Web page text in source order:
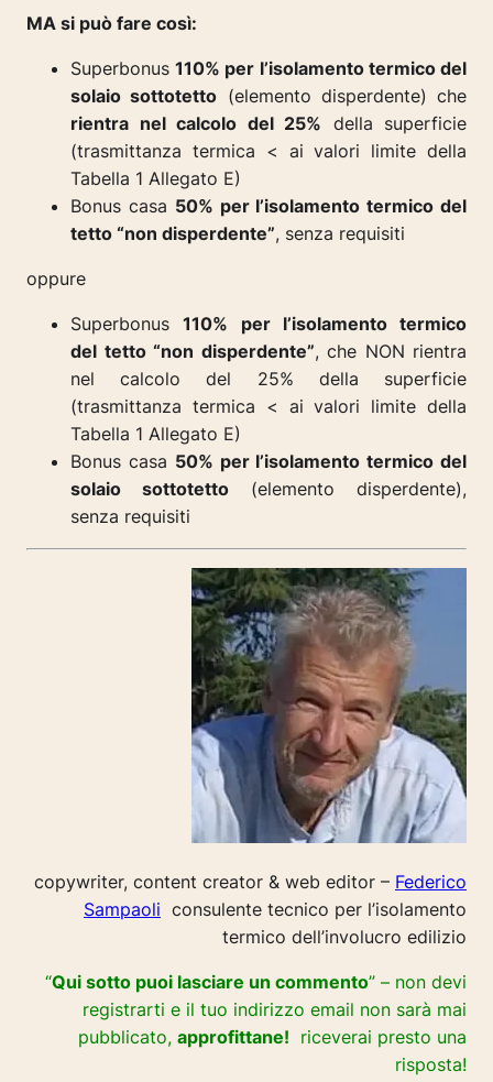
MA si può fare così:
Superbonus110% per l’isolamento termico del
solaio sottotetto (elemento disperdente) che
rientra nel calcolo del 25% della superficie
(trasmittanza termica < ai valori limite della
Tabella 1 Allegato E)
Bonus casa 50% per l’isolamento termico del
tetto “non disperdente”, senza requisiti
oppure
Superbonus110% per l’isolamento termico
del tetto “non disperdente”, che NON rientra
nel calcolo del 25% della superficie
(trasmittanza termica < ai valori limite della
Tabella 1 Allegato E)
Bonus casa 50% per l’isolamento termicodel
solaio sottotetto (elemento disperdente),
senza requisiti
copywriter, content creator & web editor – Federico
Sampaoli consulente tecnico per l’isolamento
termico dell’involucro edilizio
“Qui sotto puoi lasciare un commento” – non devi
registrarti e il tuo indirizzo email non sarà mai
pubblicato, approfittane! riceverai presto una
risposta!